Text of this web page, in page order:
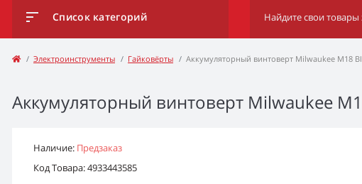
Список категорий
Электроинструменты Гайковёрты Аккумуляторный винтоверт Milwaukee M18
Аккумуляторный винтоверт Milwaukee
Наличие: Предзаказ
Код Товара: 4933443585